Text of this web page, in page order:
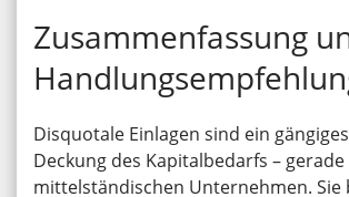
Zusammenfassung
Disquotale Einlagen sind ein
Deckung des Kapitalbedarfs –
mittelständischen Unternehmen. Sie